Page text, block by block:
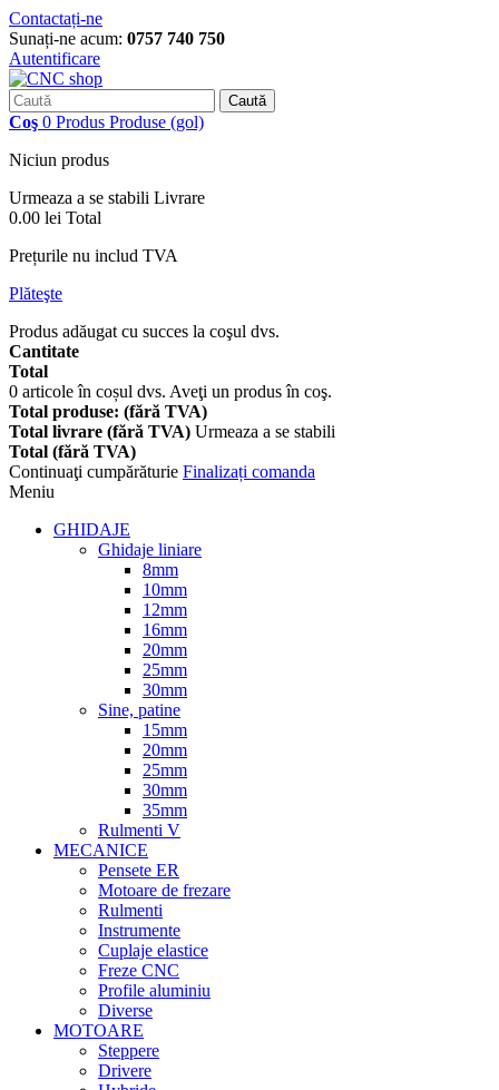
Contactați-ne
Sunați-ne acum: 0757 740 750
Autentificare
Caută
Coş 0 Produs Produse (gol)
Niciun produs
Urmeaza a se stabili Livrare
0.00 lei Total
Prețurile nu includ TVA
Plăteşte
Produs adăugat cu succes la coşul dvs.
Cantitate
Total
0 articole în coșul dvs. Aveţi un produs în coş.
Total produse: (fără TVA)
Total livrare (fără TVA) Urmeaza a se stabili
Total (fără TVA)
Continuaţi cumpărăturie Finalizați comanda
Meniu
GHIDAJE
Ghidaje liniare
8mm
10mm
12mm
16mm
20mm
25mm
30mm
Sine, patine
15mm
20mm
25mm
30mm
35mm
Rulmenti V
MECANICE
Pensete ER
Motoare de frezare
Rulmenti
Instrumente
Cuplaje elastice
Freze CNC
Profile aluminiu
Diverse
MOTOARE
Steppere
Drivere